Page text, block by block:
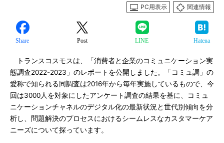
PC用表示
関連情報
Share Post LINE Hatena
トランスコスモスは、「消費者と企業のコミュニケーション実
態調査2022-2023」のレポートを公開しました。「コミュ調」の
愛称で知られる同調査は2016年から毎年実施しているもので、今
回は3000人を対象にしたアンケート調査の結果を基に、コミュ
ニケーションチャネルのデジタル化の最新状況と世代別傾向を分
析し、問題解決のプロセスにおけるシームレスなカスタマーケア
ニーズについて探っています。